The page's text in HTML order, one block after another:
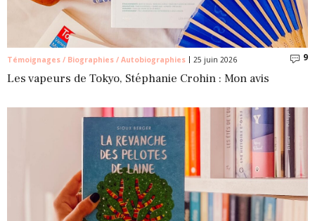
Témoignages / Biographies / Autobiographies 25 juin 2026 9
Les vapeurs de Tokyo, Stéphanie Crohin : Mon avis